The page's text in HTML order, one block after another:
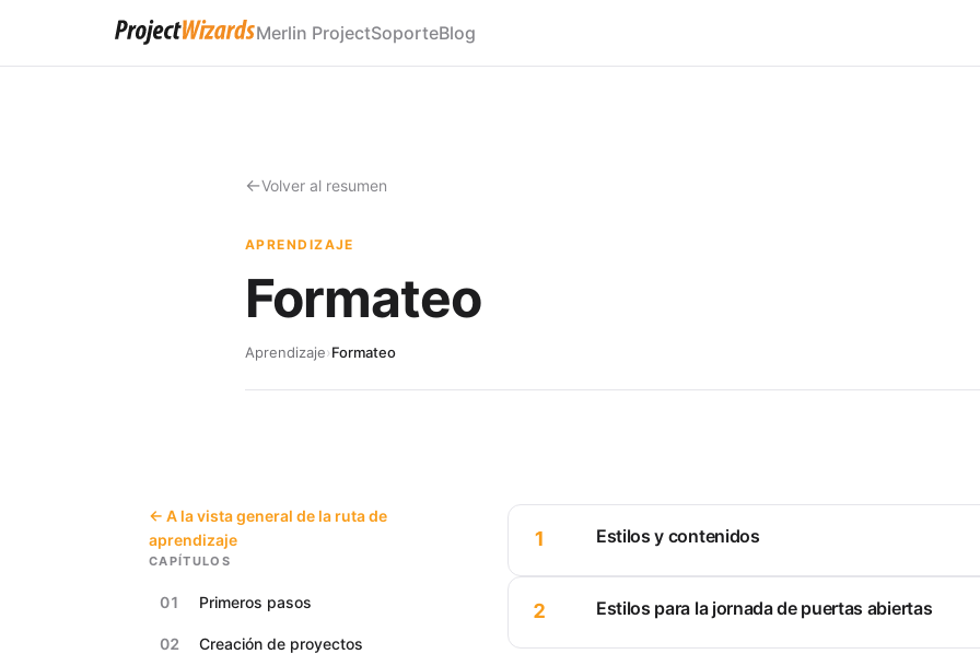
Merlin ProjectSoporteBlog
Volver al resumen
APRENDIZAJE
Formateo
Aprendizaje›Formateo
← A la vista general de la ruta de
aprendizaje
CAPÍTULOS
01 Primeros pasos
02 Creación de proyectos
1 Estilos y contenidos
2 Estilos para la jornada de puertas abiertas